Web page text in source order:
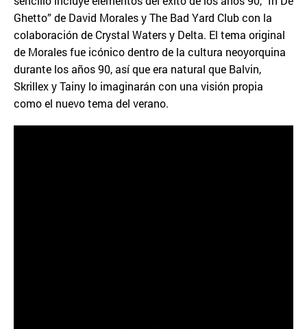
Ghetto” de David Morales y The Bad Yard Club con la
colaboración de Crystal Waters y Delta. El tema original
de Morales fue icónico dentro de la cultura neoyorquina
durante los años 90, así que era natural que Balvin,
Skrillex y Tainy lo imaginarán con una visión propia
como el nuevo tema del verano.